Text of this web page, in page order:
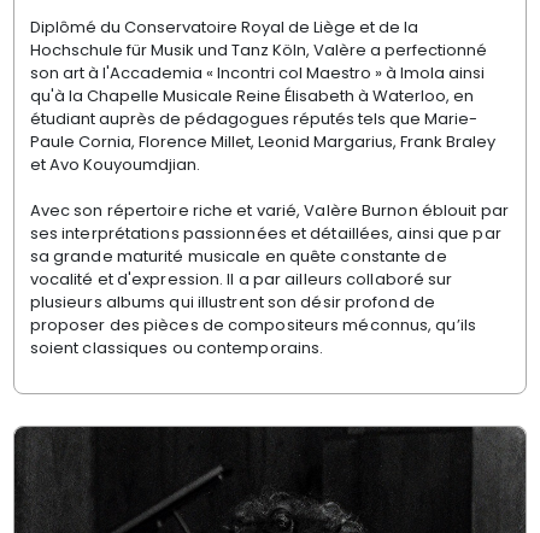
Diplômé du Conservatoire Royal de Liège et de la
Hochschule für Musik und Tanz Köln, Valère a perfectionné
son art à l'Accademia « Incontri col Maestro » à Imola ainsi
qu'à la Chapelle Musicale Reine Élisabeth à Waterloo, en
étudiant auprès de pédagogues réputés tels que Marie-
Paule Cornia, Florence Millet, Leonid Margarius, Frank Braley
et Avo Kouyoumdjian.
Avec son répertoire riche et varié, Valère Burnon éblouit par
ses interprétations passionnées et détaillées, ainsi que par
sa grande maturité musicale en quête constante de
vocalité et d'expression. Il a par ailleurs collaboré sur
plusieurs albums qui illustrent son désir profond de
proposer des pièces de compositeurs méconnus, qu’ils
soient classiques ou contemporains.